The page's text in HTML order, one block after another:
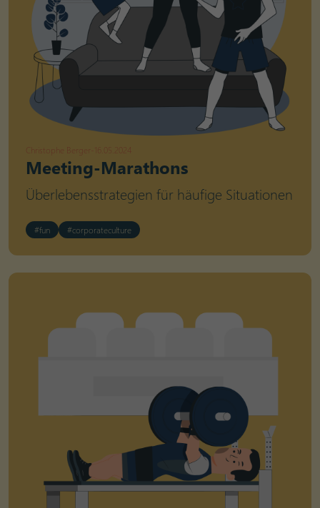
Christophe Berger 16.05.2024
Meeting-Marathons
Überlebensstrategien für häufige Situationen
#fun #corporateculture